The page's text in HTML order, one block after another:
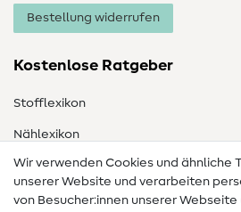
Bestellung widerrufen
Kostenlose Ratgeber
Stofflexikon
Nählexikon
Nähanleitungen
Hilfe & Kontakt
Wir verwenden Cookies und ähnliche
unserer Website und verarbeiten
von Besucher:innen unserer Webseite